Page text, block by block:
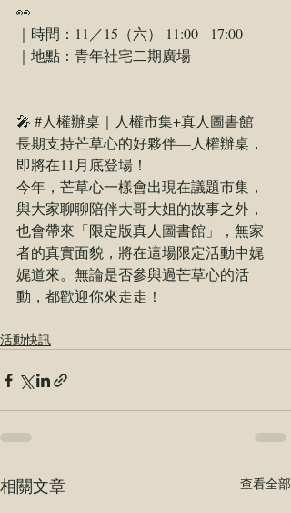
👀
｜時間：11／15（六） 11:00 - 17:00
｜地點：青年社宅二期廣場
🎤 #人權辦桌 ｜人權市集+真人圖書館
長期支持芒草心的好夥伴—人權辦桌，
即將在11月底登場！
今年，芒草心一樣會出現在議題市集，
與大家聊聊陪伴大哥大姐的故事之外，
也會帶來「限定版真人圖書館」，無家
者的真實面貌，將在這場限定活動中娓
娓道來。無論是否參與過芒草心的活
動，都歡迎你來走走！
活動快訊
相關文章 查看全部